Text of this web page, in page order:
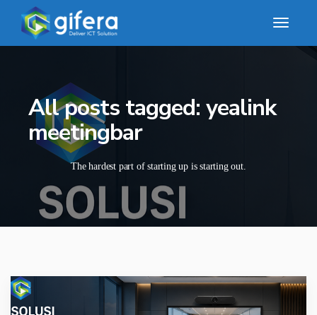
All posts tagged: yealink
meetingbar
The hardest part of starting up is starting out.